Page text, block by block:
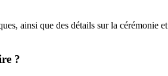
ainsi que des détails sur la cérémonie et
?